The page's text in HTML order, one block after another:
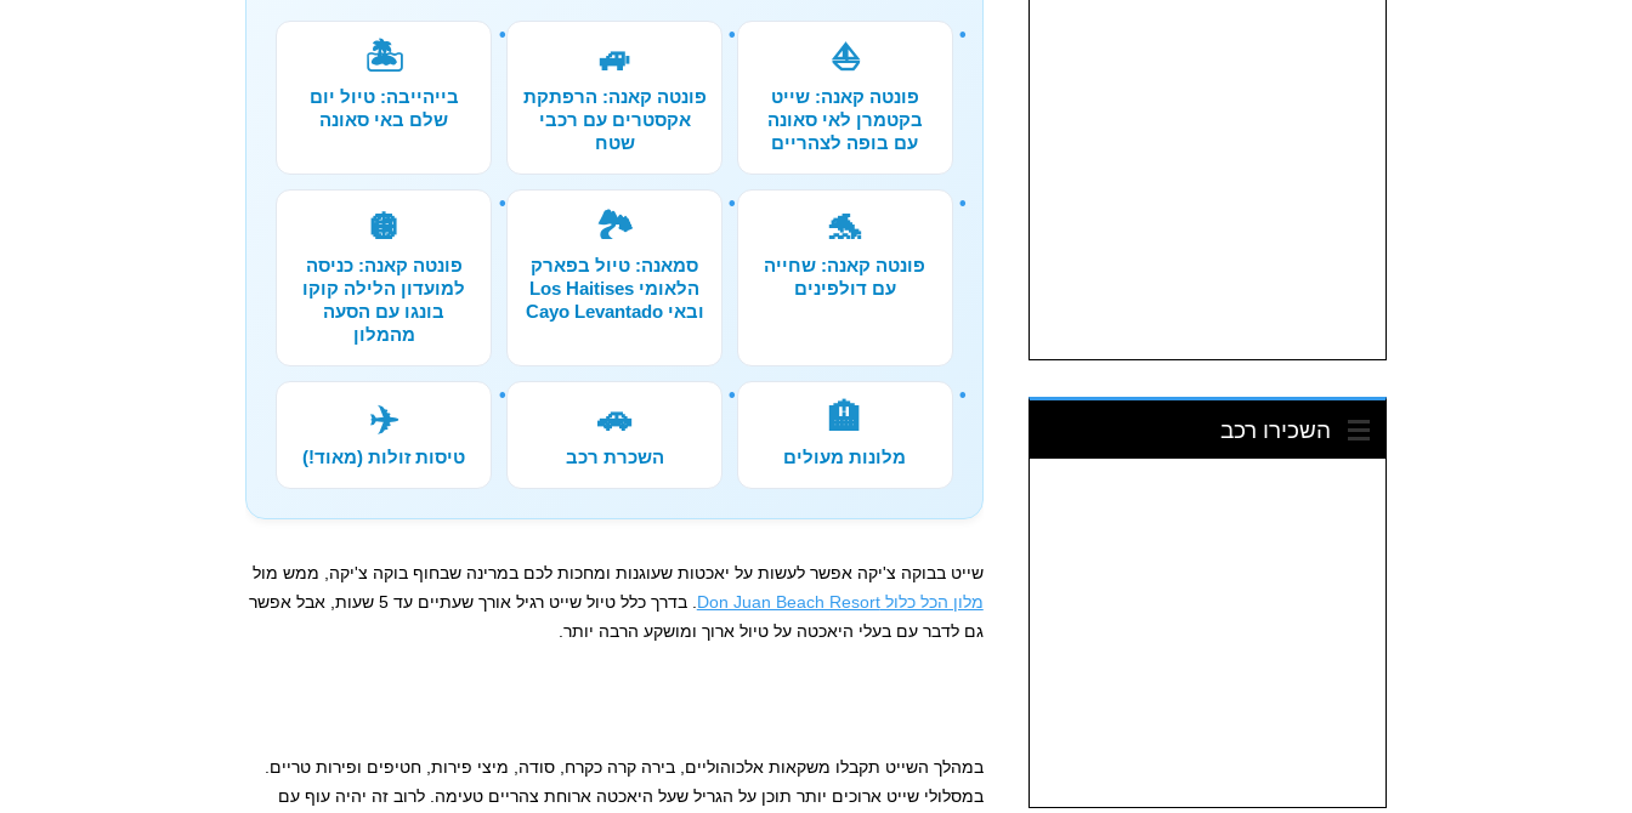
⛵
פונטה קאנה: שייט
בקטמרן לאי סאונה
עם בופה לצהריים
🚙
פונטה קאנה: הרפתקת
אקסטרים עם רכבי
שטח
🏝️
בייהייבה: טיול יום
שלם באי סאונה
🐬
פונטה קאנה: שחייה
עם דולפינים
🏞️
סמאנה: טיול בפארק
הלאומי Los Haitises
ובאי Cayo Levantado
🪩
פונטה קאנה: כניסה
למועדון הלילה קוקו
בונגו עם הסעה
מהמלון
🏨
מלונות מעולים
🚗
השכרת רכב
✈️
טיסות זולות (מאוד!)
שייט בבוקה צ'יקה אפשר לעשות על יאכטות שעוגנות ומחכות לכם במרינה שבחוף בוקה צ'יקה, ממש מול
מלון הכל כלול Don Juan Beach Resort
. בדרך כלל טיול שייט רגיל אורך שעתיים עד 5 שעות, אבל אפשר
גם לדבר עם בעלי היאכטה על טיול ארוך ומושקע הרבה יותר.
במהלך השייט תקבלו משקאות אלכוהוליים, בירה קרה כקרח, סודה, מיצי פירות, חטיפים ופירות טריים.
במסלולי שייט ארוכים יותר תוכן על הגריל שעל היאכטה ארוחת צהריים טעימה. לרוב זה יהיה עוף עם
השכירו רכב